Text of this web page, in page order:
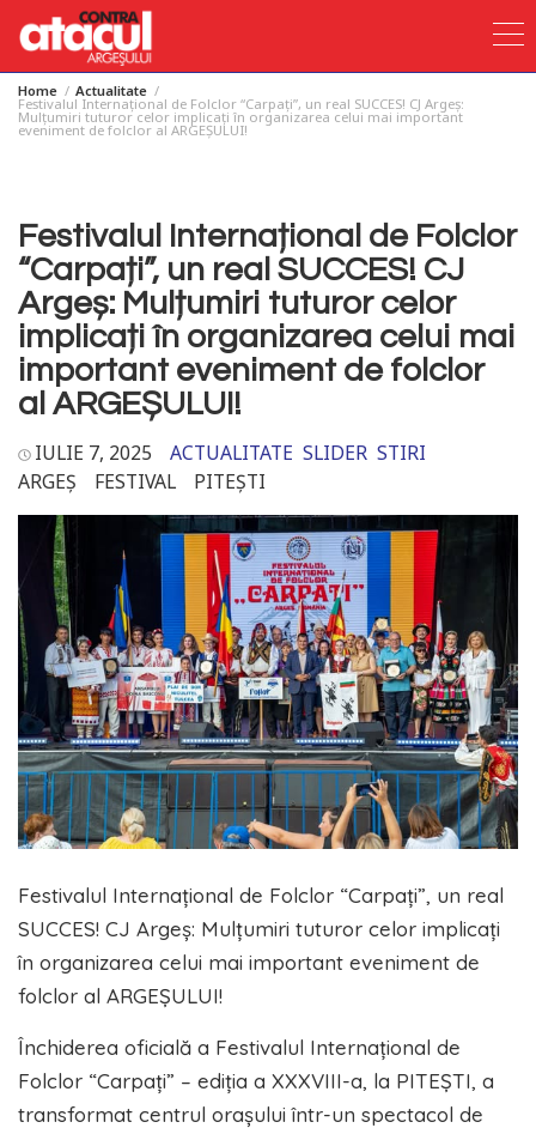
SkipHome Actualitate
Festivalul Internațional de Folclor “Carpați”, un real SUCCES! CJ Argeș:
Mulțumiri tuturor celor implicați în organizarea celui mai important
eveniment de folclor al ARGEȘULUI!
Festivalul Internațional de Folclor
“Carpați”, un real SUCCES! CJ
Argeș: Mulțumiri tuturor celor
implicați în organizarea celui mai
important eveniment de folclor
al ARGEȘULUI!
IULIE 7, 2025 ACTUALITATE SLIDER STIRI
ARGEȘ
FESTIVAL PITEȘTI
Festivalul Internațional de Folclor “Carpați”, un real
SUCCES! CJ Argeș: Mulțumiri tuturor celor implicați
în organizarea celui mai important eveniment de
folclor al ARGEȘULUI!
Închiderea oficială a Festivalul Internațional de
Folclor “Carpați” – ediția a XXXVIII-a, la PITEȘTI, a
transformat centrul orașului într-un spectacol de